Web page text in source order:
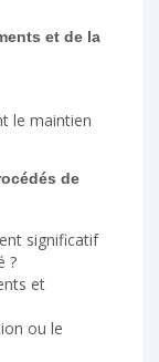
et de la
le maintien
de
significatif
?
et
ou le